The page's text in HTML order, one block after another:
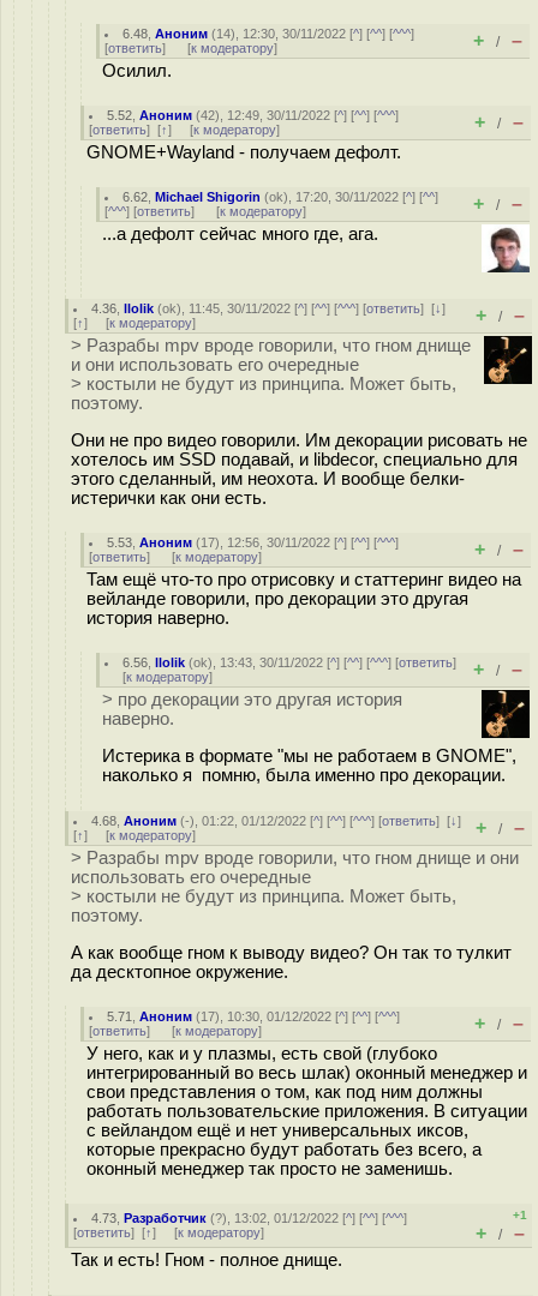
6.48 ,Аноним (14), 12:30, 30/11/2022 [^] [^^] [^^^]
[ответить] [к модератору] + / –
Осилил.
5.52 ,Аноним (42), 12:49, 30/11/2022 [^] [^^] [^^^]
[ответить] [↑] [к модератору] + / –
GNOME+Wayland - получаем дефолт.
6.62 ,Michael Shigorin (ok), 17:20, 30/11/2022 [^] [^^]
[^^^] [ответить] [к модератору] + / –
...а дефолт сейчас много где, ага.
4.36 ,llolik (ok), 11:45, 30/11/2022 [^] [^^] [^^^] [ответить][↓]
[↑] [к модератору] + / –
> Разрабы mpv вроде говорили, что гном днище
и они использовать его очередные
> костыли не будут из принципа. Может быть,
поэтому.
Они не про видео говорили. Им декорации рисовать не
хотелось им SSD подавай, и libdecor, специально для
этого сделанный, им неохота. И вообще белки-
истерички как они есть.
5.53 ,Аноним (17), 12:56, 30/11/2022 [^] [^^] [^^^]
[ответить] [к модератору] + / –
Там ещё что-то про отрисовку и статтеринг видео на
вейланде говорили, про декорации это другая
история наверно.
6.56 ,llolik (ok), 13:43, 30/11/2022 [^] [^^] [^^^] [ответить]
[к модератору] + / –
> про декорации это другая история
наверно.
Истерика в формате "мы не работаем в GNOME",
наколько я помню, была именно про декорации.
4.68 ,Аноним (-), 01:22, 01/12/2022 [^] [^^] [^^^] [ответить][↓]
[↑] [к модератору] + / –
> Разрабы mpv вроде говорили, что гном днище и они
использовать его очередные
> костыли не будут из принципа. Может быть,
поэтому.
А как вообще гном к выводу видео? Он так то тулкит
да десктопное окружение.
5.71 ,Аноним (17), 10:30, 01/12/2022 [^] [^^] [^^^]
[ответить] [к модератору] + / –
У него, как и у плазмы, есть свой (глубоко
интегрированный во весь шлак) оконный менеджер и
свои представления о том, как под ним должны
работать пользовательские приложения. В ситуации
с вейландом ещё и нет универсальных иксов,
которые прекрасно будут работать без всего, а
оконный менеджер так просто не заменишь.
4.73 ,Разработчик (?), 13:02, 01/12/2022 [^] [^^] [^^^]
[ответить] [↑] [к модератору]
+1
+ / –
Так и есть! Гном - полное днище.